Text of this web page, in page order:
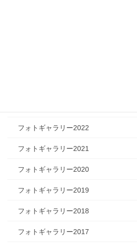
フォトギャラリー2022
フォトギャラリー2021
フォトギャラリー2020
フォトギャラリー2019
フォトギャラリー2018
フォトギャラリー2017